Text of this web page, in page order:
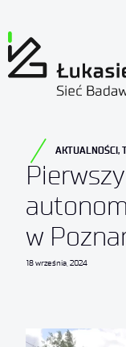
AKTUALNOŚCI,
w
18 września, 2024